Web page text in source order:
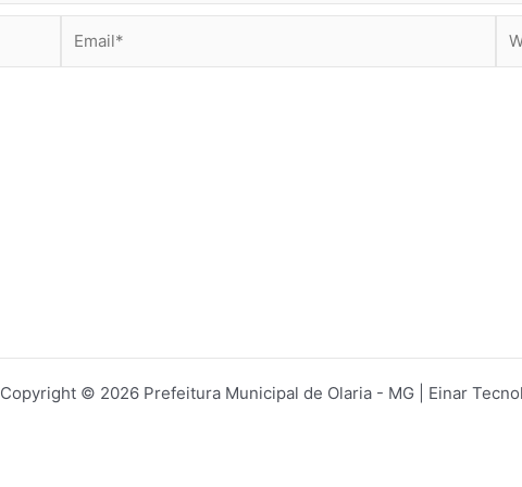
Copyright © 2026 Prefeitura Municipal de Olaria - MG | Einar